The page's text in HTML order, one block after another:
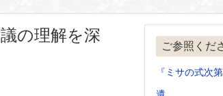
の理解を深
ご参照くだ
『ミサの式次
遺